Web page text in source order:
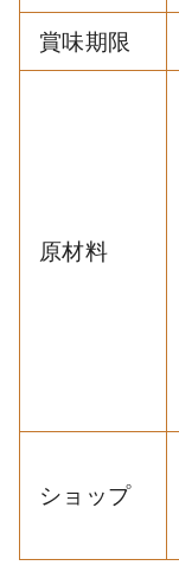
賞味期限
原材料
ショップ